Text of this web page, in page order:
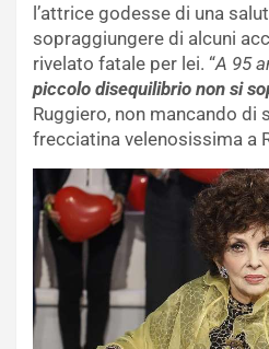
l’attrice godesse di una
sopraggiungere di alcuni
rivelato fatale per lei. “A 95
piccolo disequilibrio non si
Ruggiero, non mancando di
frecciatina velenosissima a